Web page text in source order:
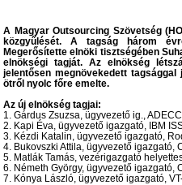
A Magyar Outsourcing Szövetség
közgyűlését. A tagság három
Megerősítette elnöki tisztségében
elnökségi tagját. Az elnökség
jelentősen megnövekedett
ötről nyolc főre emelte.
Az új elnökség tagjai:
1. Gárdus Zsuzsa, ügyvezető ig.,
2. Kapi Éva, ügyvezető igazgató, IBM
3. Kézdi Katalin, ügyvezető igazgató,
4. Bukovszki Attila, ügyvezető igazgató,
5. Matlák Tamás, vezérigazgató
6. Németh György, ügyvezető igazgató,
7. Kónya László, ügyvezető igazgató,